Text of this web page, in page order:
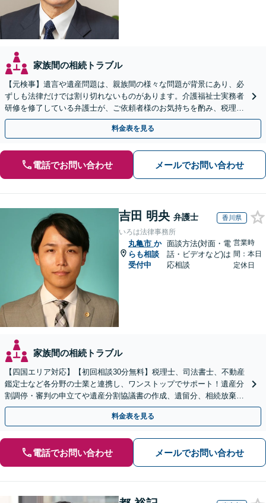
家族間の相続トラブル
【元検事】遺言や遺産問題は、親族間の様々な問題が背景にあり、必
ずしも法律だけでは割り切れないものがあります。介護福祉士実務者
研修を修了している弁護士が、ご依頼者様のお気持ちを酌み、税理士
など他士業とも密接に連携しながら丁寧に対応いたします。
料金表を見る
電話でお問い合わせ メールでお問い合わせ
吉田 明央 弁護士 香川県
いろは法律事務所
丸亀市 か
らも相談
受付中
面談方法(対面・電
話・ビデオなど)は
応相談
営業時
間：本日
定休日
家族間の相続トラブル
【四国エリア対応】【初回相談30分無料】税理士、司法書士、不動産
鑑定士など各分野の士業と連携し、ワンストップでサポート！遺産分
割調停・審判の申立てや遺産分割協議書の作成、遺留分、相続放棄、
遺言書など幅広いご相談に対応【オンライン面談OK】
料金表を見る
電話でお問い合わせ メールでお問い合わせ